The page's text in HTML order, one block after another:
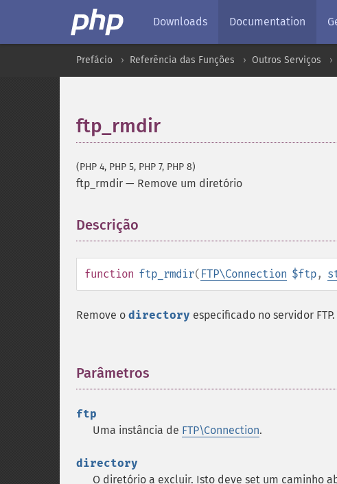
Downloads Documentation
Prefácio Referência das Funções Outros Serviços
ftp_rmdir
(PHP 4, PHP 5, PHP 7, PHP 8)
ftp_rmdir — Remove um diretório
Descrição
function ftp_rmdir( FTP\Connection $ftp,
Remove o directory especificado no servidor FTP.
Parâmetros
ftp
Uma instância de FTP\Connection.
directory
O diretório a excluir. Isto deve set um caminho